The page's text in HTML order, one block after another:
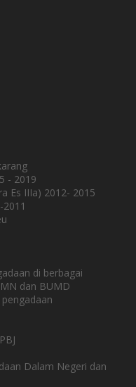
- 2019
Es IIIa) 2012- 2015
di berbagai
dan BUMD
Dalam Negeri dan